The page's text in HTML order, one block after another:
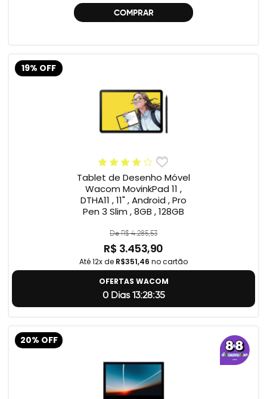
COMPRAR
19% OFF
Tablet de Desenho Móvel
Wacom MovinkPad 11 ,
DTHA11 , 11" , Android , Pro
Pen 3 Slim , 8GB , 128GB
De R$ 4.285,53
R$ 3.453,90
Até 12x de R$351,46 no cartão
OFERTAS WACOM
0 Dias 13:28:34
20% OFF